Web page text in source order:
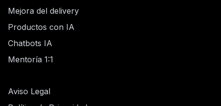
Mejora del delivery
Productos con IA
Chatbots IA
Mentoría 1:1
Aviso Legal